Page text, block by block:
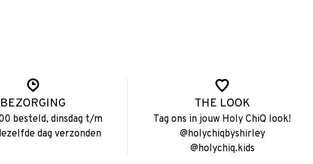
BEZORGING
besteld, dinsdag t/m
dag verzonden
THE LOOK
Tag ons in jouw Holy ChiQ look!
@holychiqbyshirley
@holychiq.kids